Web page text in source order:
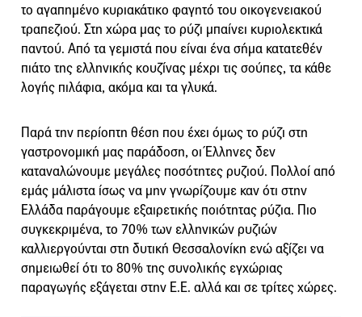
το αγαπημένο κυριακάτικο φαγητό του οικογενειακού
τραπεζιού. Στη χώρα μας το ρύζι μπαίνει κυριολεκτικά
παντού. Από τα γεμιστά που είναι ένα σήμα κατατεθέν
πιάτο της ελληνικής κουζίνας μέχρι τις σούπες, τα κάθε
λογής πιλάφια, ακόμα και τα γλυκά.
Παρά την περίοπτη θέση που έχει όμως το ρύζι στη
γαστρονομική μας παράδοση, οι Έλληνες δεν
καταναλώνουμε μεγάλες ποσότητες ρυζιού. Πολλοί από
εμάς μάλιστα ίσως να μην γνωρίζουμε καν ότι στην
Ελλάδα παράγουμε εξαιρετικής ποιότητας ρύζια. Πιο
συγκεκριμένα, το 70% των ελληνικών ρυζιών
καλλιεργούνται στη δυτική Θεσσαλονίκη ενώ αξίζει να
σημειωθεί ότι το 80% της συνολικής εγχώριας
παραγωγής εξάγεται στην Ε.Ε. αλλά και σε τρίτες χώρες.